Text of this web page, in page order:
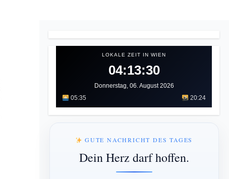
LOKALE ZEIT IN WIEN
04:13:31
Donnerstag, 06. August 2026
05:35
20:24
GUTE NACHRICHT DES TAGES
Dein Herz darf hoffen.